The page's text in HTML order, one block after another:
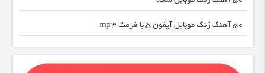
50 آهنگ زنگ موبایل آیفون 5 با فرمت mp3